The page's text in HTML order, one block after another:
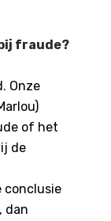
fraude?
Onze
of het
de
conclusie
dan